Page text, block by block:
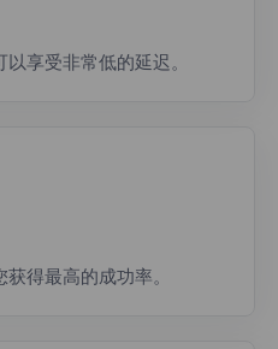
享受非常低的延迟。
得最高的成功率。